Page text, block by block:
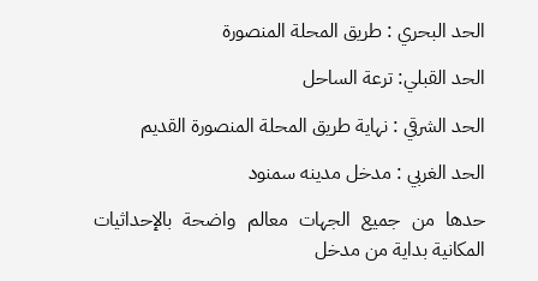
الحد البحري : طريق المحلة المنصورة
الحد القبلي: ترعة الساحل
الحد الشرقي : نهاية طريق المحلة المنصورة القديم
الحد الغربي : مدخل مدينه سمنود
حدها من جميع الجهات معالم واضحة بالإحداثيات
المكانية بداية من مدخل